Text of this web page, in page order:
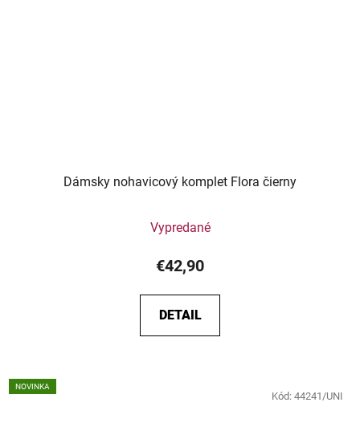
Dámsky nohavicový komplet Flora čierny
Vypredané
€42,90
DETAIL
NOVINKA
Kód: 44241/UNI